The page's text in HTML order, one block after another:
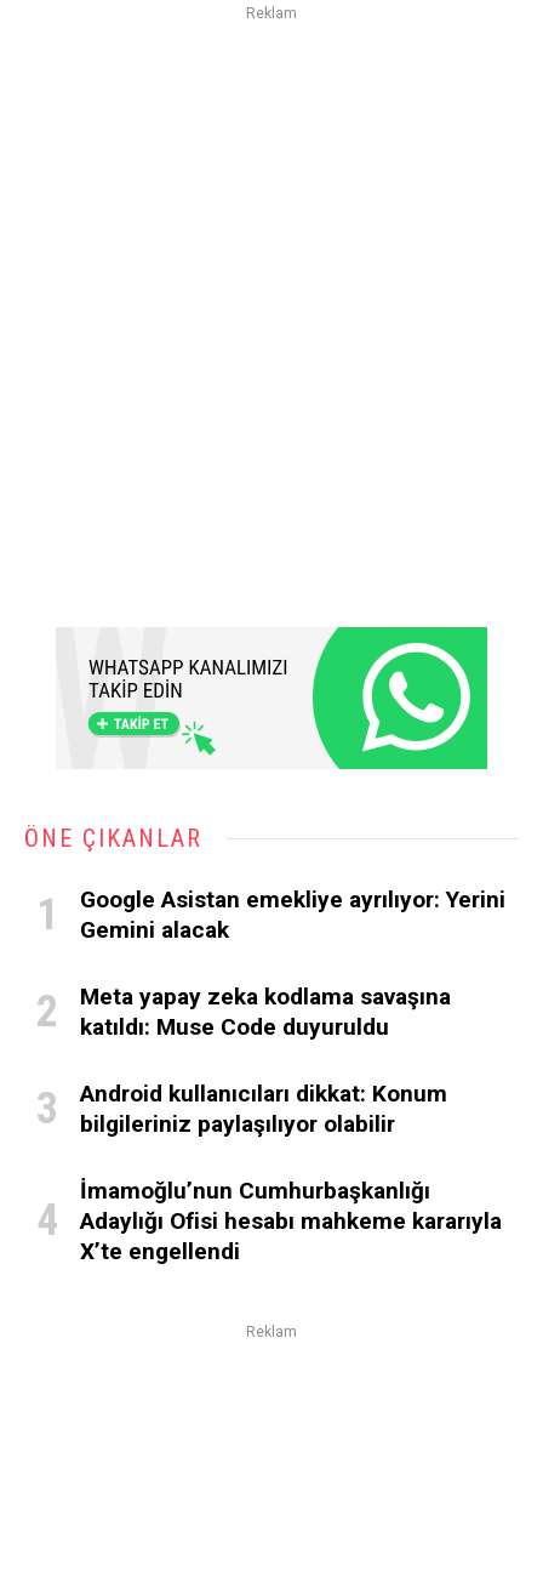
Reklam
ÖNE ÇIKANLAR
Google Asistan emekliye ayrılıyor: Yerini
Gemini alacak
Meta yapay zeka kodlama savaşına
katıldı: Muse Code duyuruldu
Android kullanıcıları dikkat: Konum
bilgileriniz paylaşılıyor olabilir
İmamoğlu’nun Cumhurbaşkanlığı
Adaylığı Ofisi hesabı mahkeme kararıyla
X’te engellendi
Reklam